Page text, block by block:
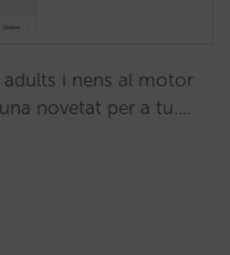
i nens al motor
novetat per a tu.…